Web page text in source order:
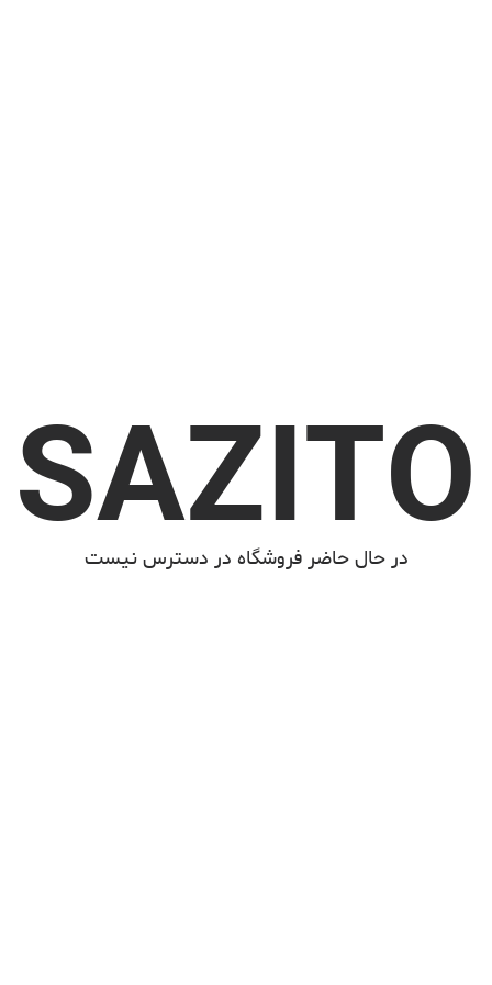
SAZITO
در حال حاضر فروشگاه در دسترس نیست